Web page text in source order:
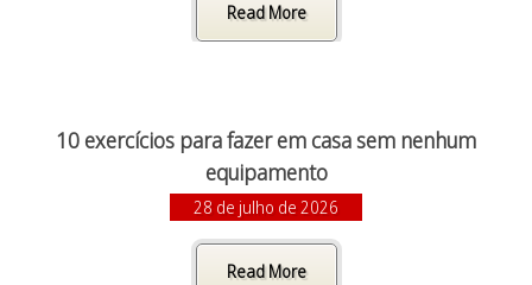
Read More
10 exercícios para fazer em casa sem nenhum
equipamento
28 de julho de 2026
Read More